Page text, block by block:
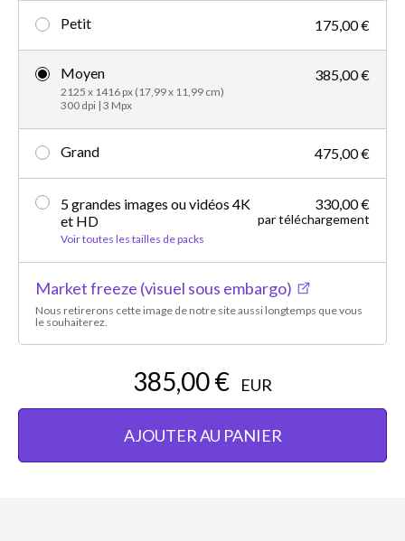
Petit 175,00 €
Moyen
2125 x 1416 px (17,99 x 11,99 cm)
300 dpi | 3 Mpx
385,00 €
Grand 475,00 €
5 grandes images ou vidéos 4K
et HD
Voir toutes les tailles de packs
330,00 €
par téléchargement
Market freeze (visuel sous embargo)
Nous retirerons cette image de notre site aussi longtemps que vous
le souhaiterez.
385,00 € EUR
AJOUTER AU PANIER